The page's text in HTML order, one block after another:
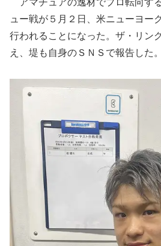
アマチュアの逸材でプロ転向す
ュー戦が５月２日、米ニューヨー
行われることになった。ザ・リン
え、堤も自身のＳＮＳで報告した。